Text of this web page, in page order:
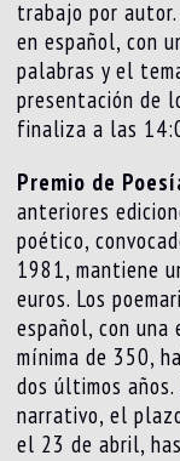
trabajo por
en español, con
palabras y el
presentación de
finaliza a las
Premio de
anteriores
poético,
1981, mantiene
euros. Los
español, con una
mínima de 350,
dos últimos
narrativo, el
el 23 de abril,